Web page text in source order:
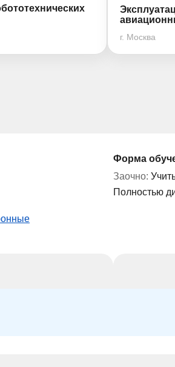
г. Москва
Форма
Заочно:
Полностью